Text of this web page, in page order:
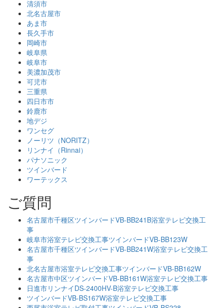
清須市
北名古屋市
あま市
長久手市
岡崎市
岐阜県
岐阜市
美濃加茂市
可児市
三重県
四日市市
鈴鹿市
地デジ
ワンセグ
ノーリツ（NORITZ）
リンナイ（Rinnai）
パナソニック
ツインバード
ワーテックス
ご質問
名古屋市千種区ツインバードVB-BB241B浴室テレビ交換工
事
岐阜市浴室テレビ交換工事ツインバードVB-BB123W
名古屋市千種区ツインバードVB-BB241W浴室テレビ交換工
事
北名古屋市浴室テレビ交換工事ツインバードVB-BB162W
名古屋市中区ツインバードVB-BB161W浴室テレビ交換工事
日進市リンナイDS-2400HV-B浴室テレビ交換工事
ツインバードVB-BS167W浴室テレビ交換工事